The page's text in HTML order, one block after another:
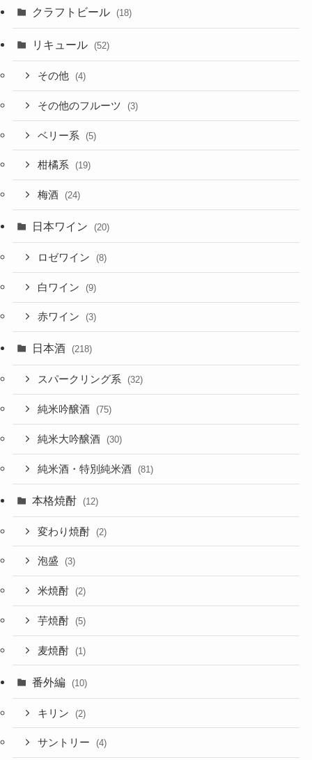
クラフトビール (18)
リキュール (52)
その他 (4)
その他のフルーツ (3)
ベリー系 (5)
柑橘系 (19)
梅酒 (24)
日本ワイン (20)
ロゼワイン (8)
白ワイン (9)
赤ワイン (3)
日本酒 (218)
スパークリング系 (32)
純米吟醸酒 (75)
純米大吟醸酒 (30)
純米酒・特別純米酒 (81)
本格焼酎 (12)
変わり焼酎 (2)
泡盛 (3)
米焼酎 (2)
芋焼酎 (5)
麦焼酎 (1)
番外編 (10)
キリン (2)
サントリー (4)